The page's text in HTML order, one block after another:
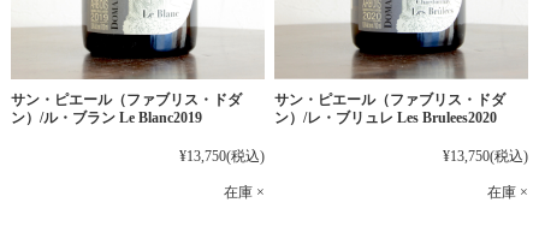
サン・ピエール（ファブリス・ドダ
ン）/ル・ブラン Le Blanc2019
¥13,750(税込)
在庫 ×
サン・ピエール（ファブリス・ドダ
ン）/レ・ブリュレ Les Brulees2020
¥13,750(税込)
在庫 ×